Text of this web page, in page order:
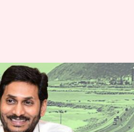
టెక్ సమ్మిట్'-
సీఎం
11:26 am